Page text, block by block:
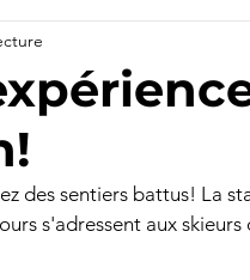
des sentiers battus! La
s'adressent aux